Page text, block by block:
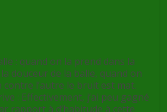
: quand on la prend dans la
douceur de la balle, quand on
contre l’autre le bruit est mat.
: Effectivement, j’ai peu gagné
rapport à d’habitude à cette